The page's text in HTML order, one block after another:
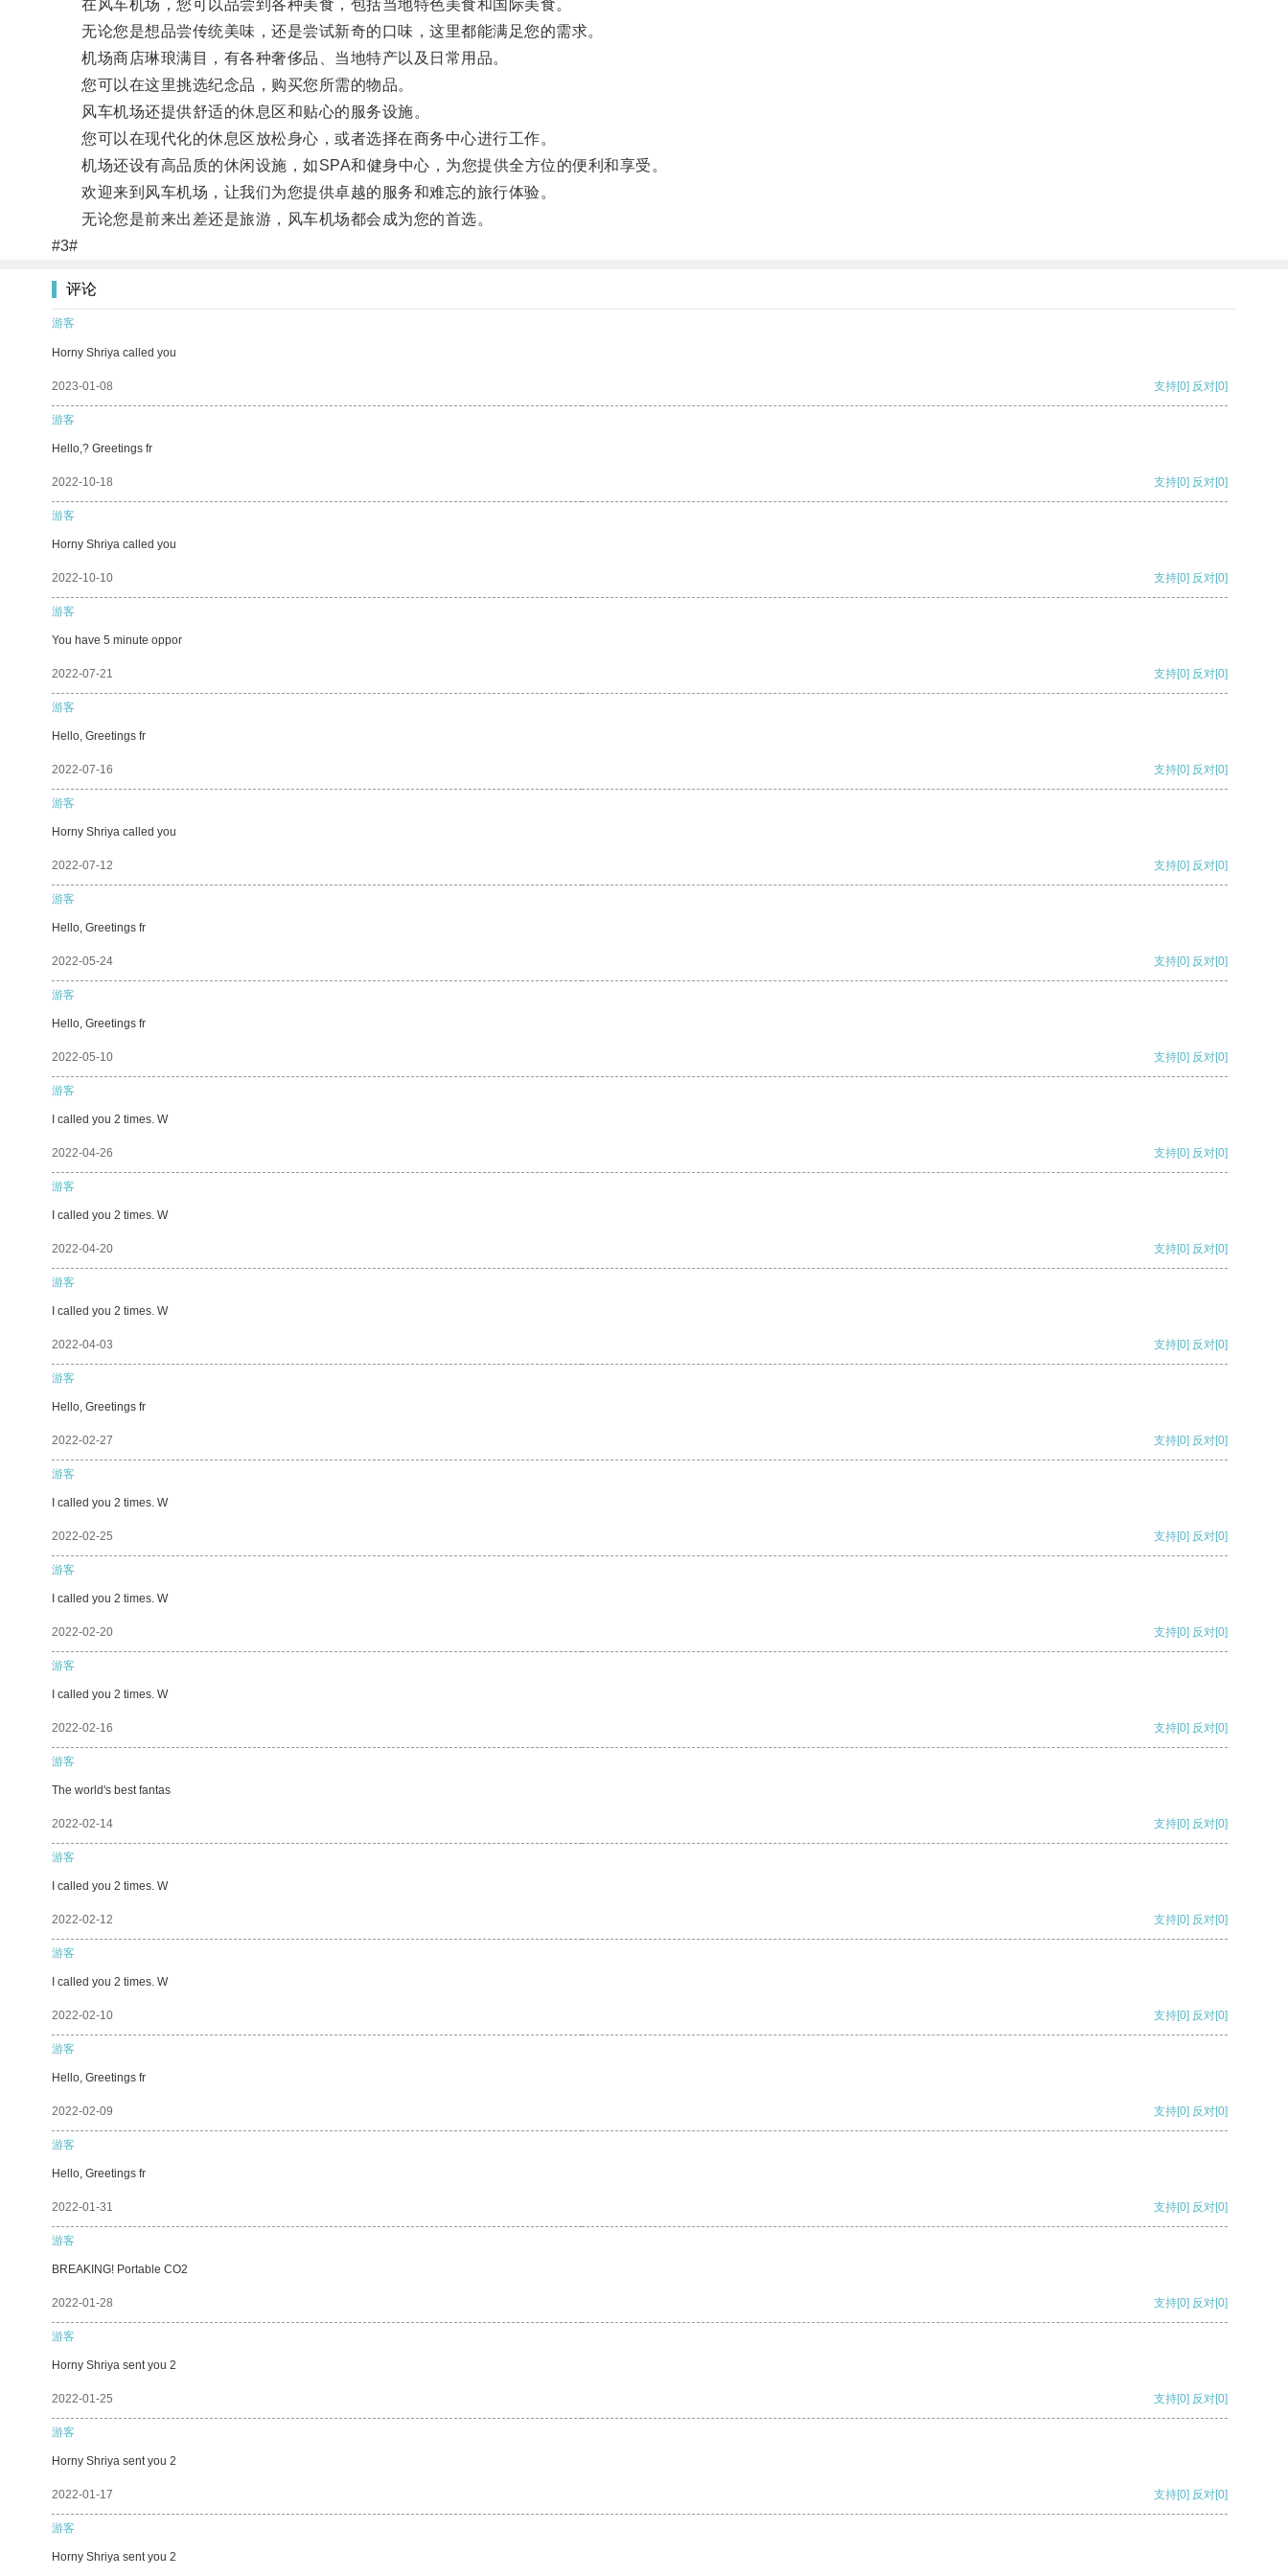
在风车机场，您可以品尝到各种美食，包括当地特色美食和国际美食。
无论您是想品尝传统美味，还是尝试新奇的口味，这里都能满足您的需求。
机场商店琳琅满目，有各种奢侈品、当地特产以及日常用品。
您可以在这里挑选纪念品，购买您所需的物品。
风车机场还提供舒适的休息区和贴心的服务设施。
您可以在现代化的休息区放松身心，或者选择在商务中心进行工作。
机场还设有高品质的休闲设施，如SPA和健身中心，为您提供全方位的便利和享受。
欢迎来到风车机场，让我们为您提供卓越的服务和难忘的旅行体验。
无论您是前来出差还是旅游，风车机场都会成为您的首选。
#3#
评论
游客
Horny Shriya called you
2023-01-08 支持[0] 反对[0]
游客
Hello,? Greetings fr
2022-10-18 支持[0] 反对[0]
游客
Horny Shriya called you
2022-10-10 支持[0] 反对[0]
游客
You have 5 minute oppor
2022-07-21 支持[0] 反对[0]
游客
Hello, Greetings fr
2022-07-16 支持[0] 反对[0]
游客
Horny Shriya called you
2022-07-12 支持[0] 反对[0]
游客
Hello, Greetings fr
2022-05-24 支持[0] 反对[0]
游客
Hello, Greetings fr
2022-05-10 支持[0] 反对[0]
游客
I called you 2 times. W
2022-04-26 支持[0] 反对[0]
游客
I called you 2 times. W
2022-04-20 支持[0] 反对[0]
游客
I called you 2 times. W
2022-04-03 支持[0] 反对[0]
游客
Hello, Greetings fr
2022-02-27 支持[0] 反对[0]
游客
I called you 2 times. W
2022-02-25 支持[0] 反对[0]
游客
I called you 2 times. W
2022-02-20 支持[0] 反对[0]
游客
I called you 2 times. W
2022-02-16 支持[0] 反对[0]
游客
The world's best fantas
2022-02-14 支持[0] 反对[0]
游客
I called you 2 times. W
2022-02-12 支持[0] 反对[0]
游客
I called you 2 times. W
2022-02-10 支持[0] 反对[0]
游客
Hello, Greetings fr
2022-02-09 支持[0] 反对[0]
游客
Hello, Greetings fr
2022-01-31 支持[0] 反对[0]
游客
BREAKING! Portable CO2
2022-01-28 支持[0] 反对[0]
游客
Horny Shriya sent you 2
2022-01-25 支持[0] 反对[0]
游客
Horny Shriya sent you 2
2022-01-17 支持[0] 反对[0]
游客
Horny Shriya sent you 2